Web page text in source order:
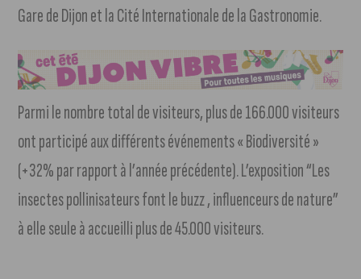
Gare de Dijon et la Cité Internationale de la Gastronomie.
Parmi le nombre total de visiteurs, plus de 166.000 visiteurs
ont participé aux différents événements « Biodiversité »
(+32% par rapport à l’année précédente). L’exposition “Les
insectes pollinisateurs font le buzz , influenceurs de nature”
à elle seule à accueilli plus de 45.000 visiteurs.